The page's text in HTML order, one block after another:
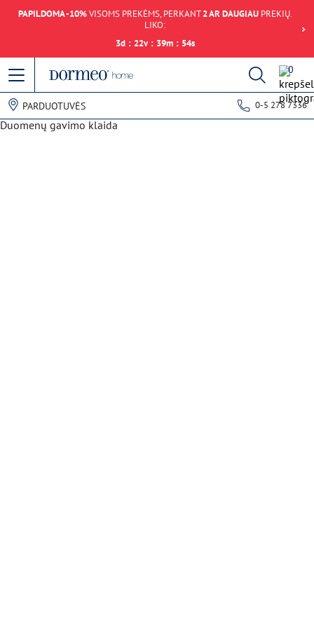
PAPILDOMA -10%VISOMS PREKĖMS, PERKANT2 AR DAUGIAUPREKIŲ.
LIKO:
3d : 22v : 39m : 54s
0
PARDUOTUVĖS 0-5 278 7336
Duomenų gavimo klaida